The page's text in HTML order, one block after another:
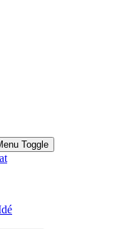
Toggle